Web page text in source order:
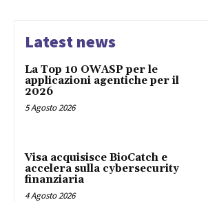
Latest news
La Top 10 OWASP per le
applicazioni agentiche per il
2026
5 Agosto 2026
Visa acquisisce BioCatch e
accelera sulla cybersecurity
finanziaria
4 Agosto 2026